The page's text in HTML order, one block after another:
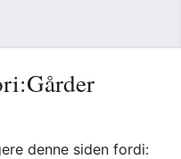
denne siden fordi: